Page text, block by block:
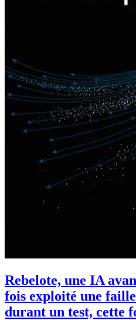
Rebelote, une IA
fois exploité une
durant un test, cette